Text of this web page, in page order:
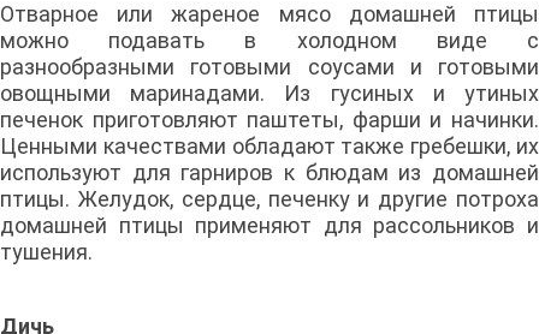
Отварное или жареное мясо домашней птицы
можно подавать в холодном виде с
разнообразными готовыми соусами и готовыми
овощными маринадами. Из гусиных и утиных
печенок приготовляют паштеты, фарши и начинки.
Ценными качествами обладают также гребешки, их
используют для гарниров к блюдам из домашней
птицы. Желудок, сердце, печенку и другие потроха
домашней птицы применяют для рассольников и
тушения.
Дичь